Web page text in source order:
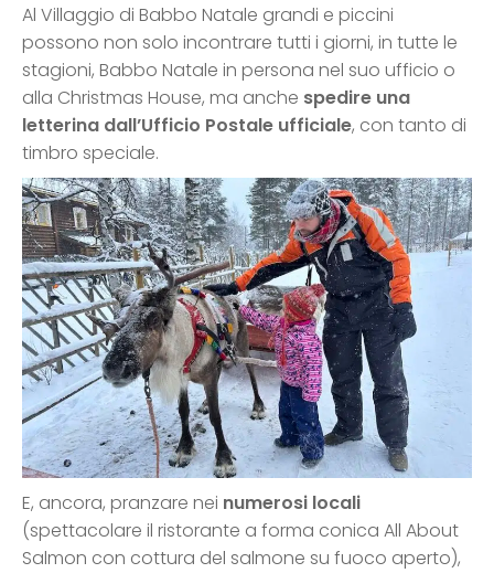
Al Villaggio di Babbo Natale grandi e piccini
possono non solo incontrare tutti i giorni, in tutte le
stagioni, Babbo Natale in persona nel suo ufficio o
alla Christmas House, ma anche spedire una
letterina dall’Ufficio Postale ufficiale, con tanto di
timbro speciale.
E, ancora, pranzare nei numerosi locali
(spettacolare il ristorante a forma conica All About
Salmon con cottura del salmone su fuoco aperto),